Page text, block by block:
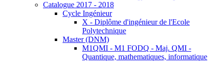
Catalogue 2017 - 2018
Cycle Ingénieur
X - Diplôme d'ingénieur de l'Ecole
Polytechnique
Master (DNM)
M1QMI - M1 FODQ - Maj. QMI -
Quantique, mathematiques, informatique